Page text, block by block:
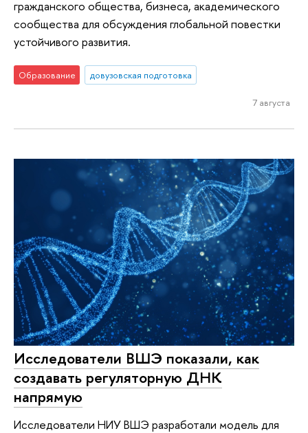
гражданского общества, бизнеса, академического
сообщества для обсуждения глобальной повестки
устойчивого развития.
Образование довузовская подготовка
7 августа
Исследователи ВШЭ показали, как
создавать регуляторную ДНК
напрямую
Исследователи НИУ ВШЭ разработали модель для